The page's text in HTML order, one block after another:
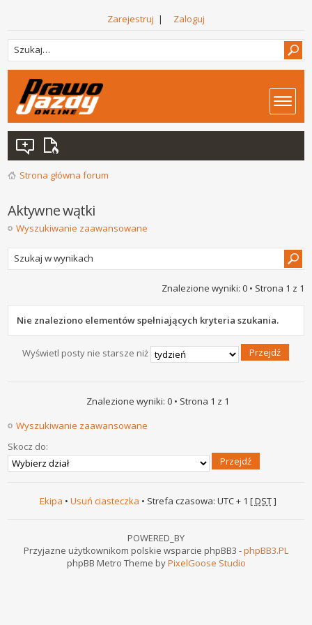
Zarejestruj | Zaloguj
Strona główna forum
Aktywne wątki
Wyszukiwanie zaawansowane
Znalezione wyniki: 0 • Strona 1 z 1
Nie znaleziono elementów spełniających kryteria szukania.
Wyświetl posty nie starsze niż
Znalezione wyniki: 0 • Strona 1 z 1
Wyszukiwanie zaawansowane
Skocz do:
Ekipa • Usuń ciasteczka • Strefa czasowa: UTC + 1 [DST]
POWERED_BY
Przyjazne użytkownikom polskie wsparcie phpBB3 -phpBB3.PL
phpBB Metro Theme byPixelGoose Studio